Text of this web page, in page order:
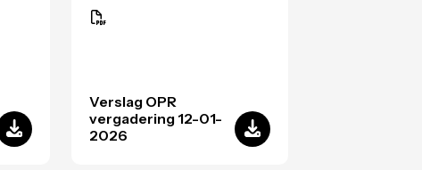
Verslag OPR
vergadering 12-01-
2026